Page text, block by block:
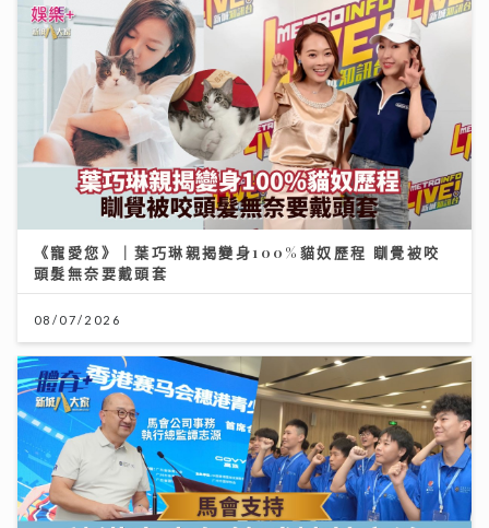
《寵愛您》｜葉巧琳親揭變身100%貓奴歷程 瞓覺被咬
頭髮無奈要戴頭套
08/07/2026